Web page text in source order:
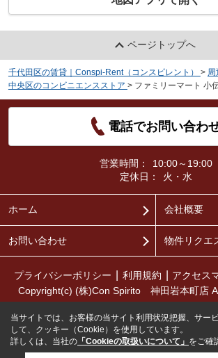
ページトップへ
千代田区の賃貸｜Conspi-Rent（コンスピレント） > 周
中央区のコンビニエンスストア > ファミリーマート 小
電話でお問い合わ
営業時間：
10:00～19:00
定休日：
火・水
ホーム 会社概要
お問い合わせ 物件リクエ
プライバシーポリシー 利用規約 アクセス
Copyright(c) (株)Con Spirito 神田岩本町店
当サイトでは、お客様の当サイト利用状況把握、サー
して、クッキー（Cookie）を使用しています。
詳しくは、当社の 「Cookieの取扱いについて」 をご確